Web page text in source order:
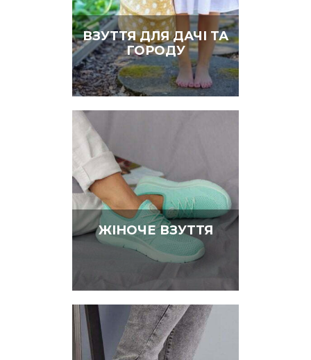
ВЗУТТЯ ДЛЯ ДАЧІ ТА
ГОРОДУ
ЖІНОЧЕ ВЗУТТЯ